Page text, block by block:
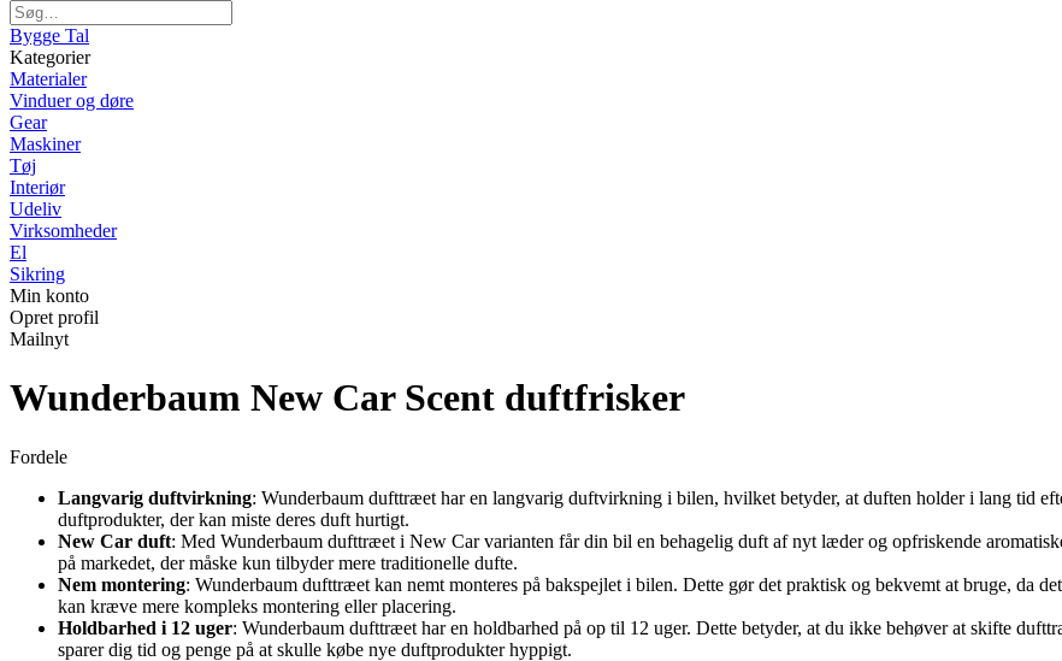
Bygge Tal
Kategorier
Materialer
Vinduer og døre
Gear
Maskiner
Tøj
Interiør
Udeliv
Virksomheder
El
Sikring
Min konto
Opret profil
Mailnyt
Wunderbaum New Car Scent duftfrisker
Fordele
Langvarig duftvirkning: Wunderbaum dufttræet har en langvarig duftvirkning i bilen, hvilket betyder, at duften holder i lang tid
duftprodukter, der kan miste deres duft hurtigt.
New Car duft: Med Wunderbaum dufttræet i New Car varianten får din bil en behagelig duft af nyt læder og opfriskende
på markedet, der måske kun tilbyder mere traditionelle dufte.
Nem montering: Wunderbaum dufttræet kan nemt monteres på bakspejlet i bilen. Dette gør det praktisk og bekvemt at bruge, da
kan kræve mere kompleks montering eller placering.
Holdbarhed i 12 uger: Wunderbaum dufttræet har en holdbarhed på op til 12 uger. Dette betyder, at du ikke behøver at skifte
sparer dig tid og penge på at skulle købe nye duftprodukter hyppigt.